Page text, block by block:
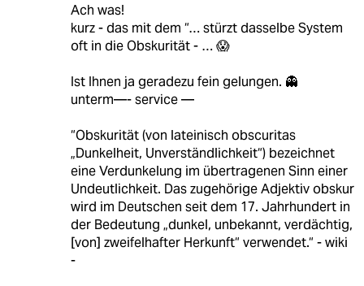
Ach was!
kurz - das mit dem “… stürzt dasselbe System
oft in die Obskurität - … 😱
Ist Ihnen ja geradezu fein gelungen. 👻
unterm—- service —
“Obskurität (von lateinisch obscuritas
„Dunkelheit, Unverständlichkeit“) bezeichnet
eine Verdunkelung im übertragenen Sinn einer
Undeutlichkeit. Das zugehörige Adjektiv obskur
wird im Deutschen seit dem 17. Jahrhundert in
der Bedeutung „dunkel, unbekannt, verdächtig,
[von] zweifelhafter Herkunft“ verwendet.“ - wiki
-